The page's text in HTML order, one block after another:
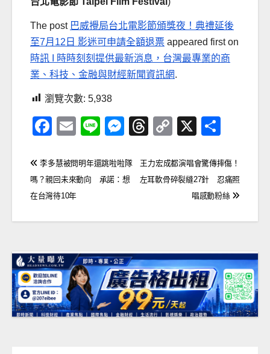
The post 巴威攪局台北電影節頒獎夜！典禮延後
至7月12日 影迷可申請全額退票 appeared first on
時訊 I 時時刻刻提供最新消息，台灣最專業的商
業、科技、金融與財經新聞資訊網.
瀏覽次數: 5,938
F
c
e
b
o
k
E
ail
Li
e
M
ss
e
g
T
e
a
s
C
p
y
n
X
文
章
導
王力宏成都演唱會驚傳摔傷！
左耳軟骨碎裂縫27針 忍痛照
唱感動粉絲
李多慧被問明年還跳啦啦隊
嗎？親回未來動向 承諾：想
在台灣待10年